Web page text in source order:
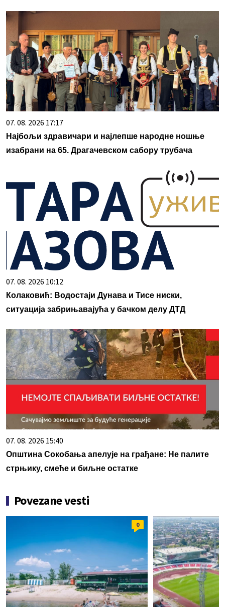
07. 08. 2026 17:17
Најбољи здравичари и најлепше народне ношње
изабрани на 65. Драгачевском сабору трубача
07. 08. 2026 10:12
Колаковић: Водостаји Дунава и Тисе ниски,
ситуација забрињавајућа у бачком делу ДТД
07. 08. 2026 15:40
Општина Сокобања апелује на грађане: Не палите
стрњику, смеће и биљне остатке
Povezane vesti
0